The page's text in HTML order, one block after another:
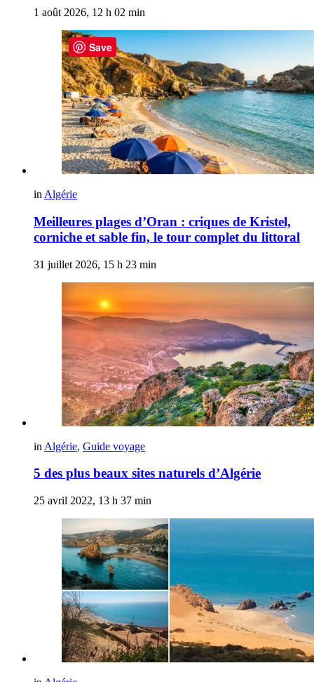
1 août 2026, 12 h 02 min
in Algérie
Meilleures plages d’Oran : criques de Kristel,
corniche et sable fin, le tour complet du littoral
31 juillet 2026, 15 h 23 min
in Algérie, Guide voyage
5 des plus beaux sites naturels d’Algérie
25 avril 2022, 13 h 37 min
Save